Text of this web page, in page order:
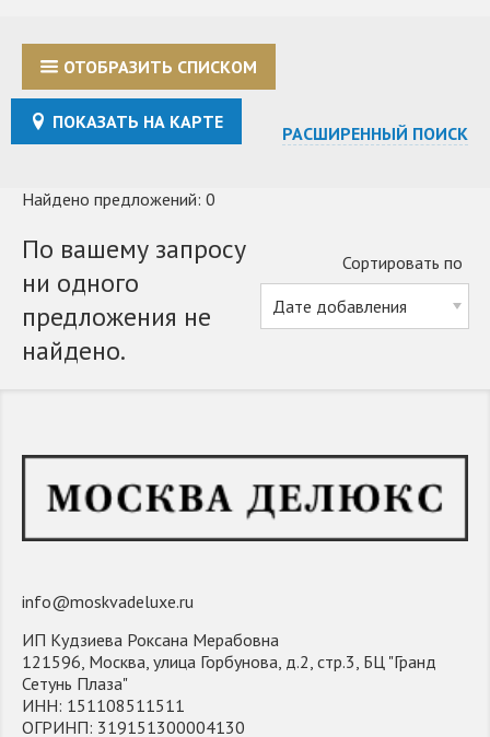
ОТОБРАЗИТЬ СПИСКОМ
ПОКАЗАТЬ НА КАРТЕ
РАСШИРЕННЫЙ ПОИСК
Найдено предложений: 0
Сортировать по
По вашему запросу
ни одного
предложения не
найдено.
info@moskvadeluxe.ru
ИП Кудзиева Роксана Мерабовна
121596, Москва, улица Горбунова, д.2, стр.3, БЦ "Гранд
Сетунь Плаза"
ИНН: 151108511511
ОГРИНП: 319151300004130